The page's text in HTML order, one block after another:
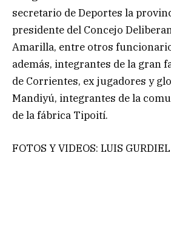
secretario de Deportes la
presidente del Concejo
Amarilla, entre otros
además, integrantes de la gran
de Corrientes, ex jugadores y
Mandiyú, integrantes de la
de la fábrica Tipoití.
FOTOS Y VIDEOS: LUIS GURDIEL